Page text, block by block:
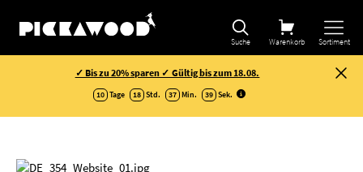
Suche Warenkorb Sortiment
✓ Bis zu 20% sparen ✓ Gültig bis zum 18.08.
10 Tage 18 Std. 37 Min. 38 Sek.